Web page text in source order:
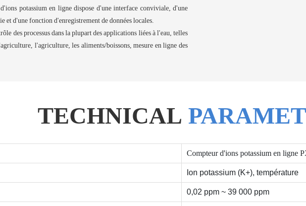
potassium en ligne dispose d'une interface conviviale, d'une
et d'une fonction d'enregistrement de données locales.
des processus dans la plupart des applications liées à l'eau, telles
l'agriculture, les aliments/boissons, mesure en ligne des
TECHNICAL
Compteur d'ions potassium en ligne
Ion potassium (K+), température
0,02 ppm ~ 39 000 ppm